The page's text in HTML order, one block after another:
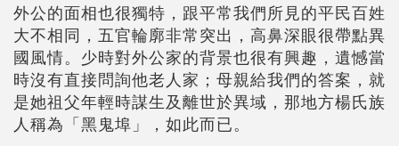
外公的面相也很獨特，跟平常我們所見的平民百姓
大不相同，五官輪廓非常突出，高鼻深眼很帶點異
國風情。少時對外公家的背景也很有興趣，遺憾當
時沒有直接問詢他老人家；母親給我們的答案，就
是她祖父年輕時謀生及離世於異域，那地方楊氏族
人稱為「黑鬼埠」，如此而已。